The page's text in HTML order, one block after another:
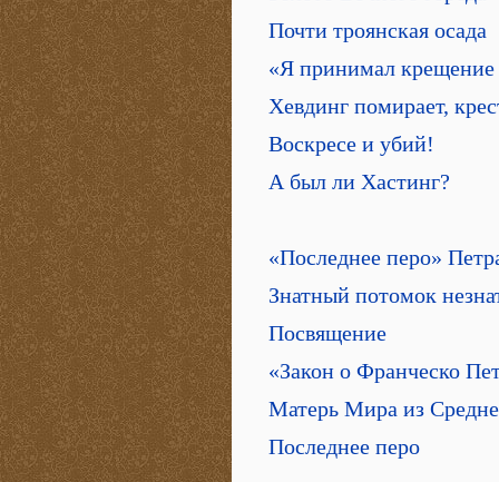
Почти троянская осада
«Я принимал крещение
Хевдинг помирает,
Воскресе и убий!
А был ли Хастинг?
«Последнее перо»
Знатный потомок
Посвящение
«Закон о Франческо
Матерь Мира из
Последнее перо